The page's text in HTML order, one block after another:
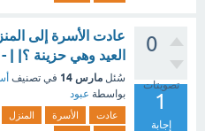
0
تصويتات
1
إجابة
عادت الأسرة إلى
العيد وهي حزينة ؟| |
سُئل مارس 14 في تصنيف
بواسطة عبود
عادت الأسرة المنزل